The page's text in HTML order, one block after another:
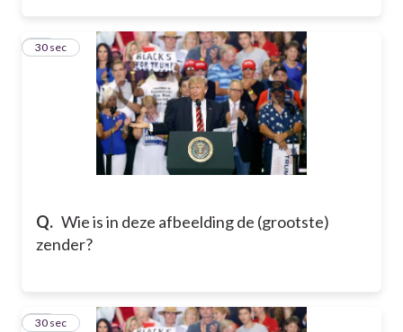
Q. Wie is in deze afbeelding de (grootste)
zender?
23
30 sec
24
30 sec